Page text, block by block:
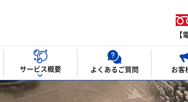
【
サービス概要 よくあるご質問 お客